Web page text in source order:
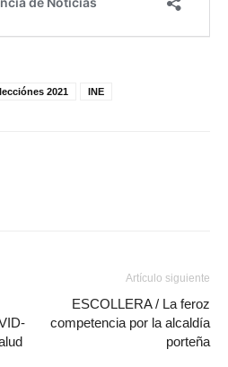
2021 INE
Artículo siguiente
ESCOLLERA / La feroz
competencia por la alcaldía
porteña